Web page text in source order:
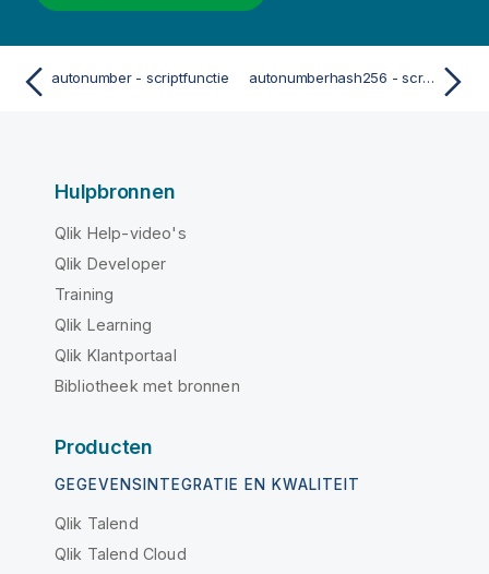
autonumber - scriptfunctie autonumberhash256 - scriptfunctie
Hulpbronnen
Qlik Help-video's
Qlik Developer
Training
Qlik Learning
Qlik Klantportaal
Bibliotheek met bronnen
Producten
GEGEVENSINTEGRATIE EN KWALITEIT
Qlik Talend
Qlik Talend Cloud